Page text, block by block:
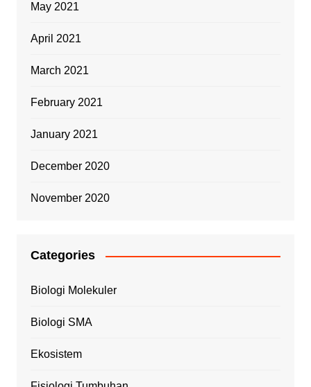
May 2021
April 2021
March 2021
February 2021
January 2021
December 2020
November 2020
Categories
Biologi Molekuler
Biologi SMA
Ekosistem